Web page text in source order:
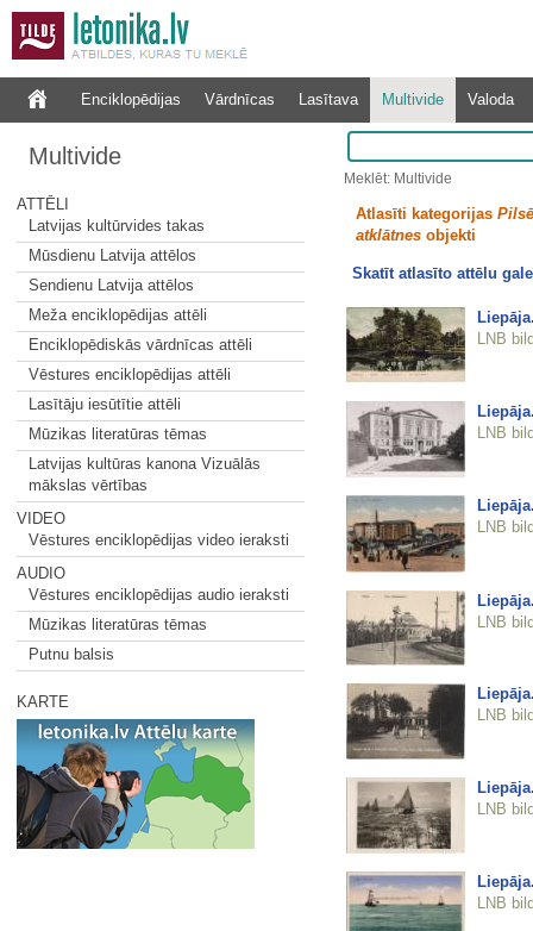
Enciklopēdijas Vārdnīcas Lasītava Multivide Valoda
Multivide
ATTĒLI
Latvijas kultūrvides takas
Mūsdienu Latvija attēlos
Sendienu Latvija attēlos
Meža enciklopēdijas attēli
Enciklopēdiskās vārdnīcas attēli
Vēstures enciklopēdijas attēli
Lasītāju iesūtītie attēli
Mūzikas literatūras tēmas
Latvijas kultūras kanona Vizuālās
mākslas vērtības
VIDEO
Vēstures enciklopēdijas video ieraksti
AUDIO
Vēstures enciklopēdijas audio ieraksti
Mūzikas literatūras tēmas
Putnu balsis
KARTE
Meklēt: Multivide
Atlasīti kategorijas
atklātnesobjekti
Skatīt atlasīto attēlu
LNB
LNB
LNB
LNB
LNB
LNB
LNB